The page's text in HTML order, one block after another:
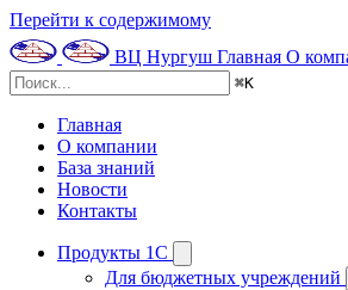
Перейти к содержимому
ВЦ Нургуш Главная О
⌘K
Главная
О компании
База знаний
Новости
Контакты
Продукты 1С
Для бюджетных учреждений